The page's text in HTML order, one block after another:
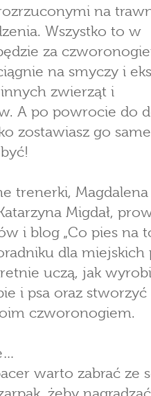
na
Wszystko to w
za
na smyczy i
zwierząt i
A po powrocie do
zostawiasz go
trenerki, Magdalena
Migdał,
i blog „Co pies na
dla miejskich
uczą, jak
i psa oraz stworzyć
czworonogiem.
warto zabrać ze